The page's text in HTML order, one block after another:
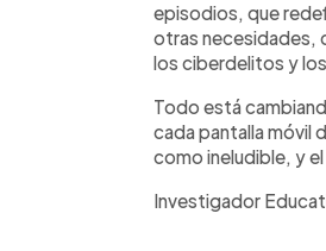
episodios, que
otras necesidades,
los ciberdelitos y
Todo está
cada pantalla móvil
como ineludible, y
Investigador